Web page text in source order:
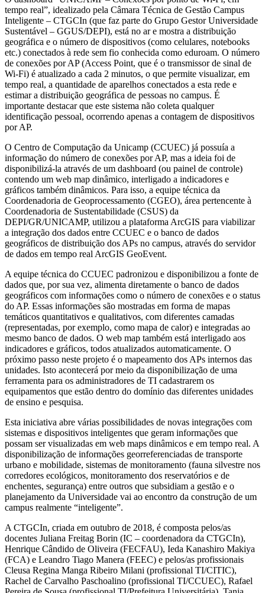
tempo real”, idealizado pela Câmara Técnica de Gestão Campus
Inteligente – CTGCIn (que faz parte do Grupo Gestor Universidade
Sustentável – GGUS/DEPI), está no ar e mostra a distribuição
geográfica e o número de dispositivos (como celulares, notebooks
etc.) conectados à rede sem fio conhecida como eduroam. O número
de conexões por AP (Access Point, que é o transmissor de sinal de
Wi-Fi) é atualizado a cada 2 minutos, o que permite visualizar, em
tempo real, a quantidade de aparelhos conectados a esta rede e
estimar a distribuição geográfica de pessoas no campus. É
importante destacar que este sistema não coleta qualquer
identificação pessoal, ocorrendo apenas a contagem de dispositivos
por AP.
O Centro de Computação da Unicamp (CCUEC) já possuía a
informação do número de conexões por AP, mas a ideia foi de
disponibilizá-la através de um dashboard (ou painel de controle)
contendo um web map dinâmico, interligado a indicadores e
gráficos também dinâmicos. Para isso, a equipe técnica da
Coordenadoria de Geoprocessamento (CGEO), área pertencente à
Coordenadoria de Sustentabilidade (CSUS) da
DEPI/GR/UNICAMP, utilizou a plataforma ArcGIS para viabilizar
a integração dos dados entre CCUEC e o banco de dados
geográficos de distribuição dos APs no campus, através do servidor
de dados em tempo real ArcGIS GeoEvent.
A equipe técnica do CCUEC padronizou e disponibilizou a fonte de
dados que, por sua vez, alimenta diretamente o banco de dados
geográficos com informações como o número de conexões e o status
do AP. Essas informações são mostradas em forma de mapas
temáticos quantitativos e qualitativos, com diferentes camadas
(representadas, por exemplo, como mapa de calor) e integradas ao
mesmo banco de dados. O web map também está interligado aos
indicadores e gráficos, todos atualizados automaticamente. O
próximo passo neste projeto é o mapeamento dos APs internos das
unidades. Isto acontecerá por meio da disponibilização de uma
ferramenta para os administradores de TI cadastrarem os
equipamentos que estão dentro do domínio das diferentes unidades
de ensino e pesquisa.
Esta iniciativa abre várias possibilidades de novas integrações com
sistemas e dispositivos inteligentes que geram informações que
possam ser visualizadas em web maps dinâmicos e em tempo real. A
disponibilização de informações georreferenciadas de transporte
urbano e mobilidade, sistemas de monitoramento (fauna silvestre nos
corredores ecológicos, monitoramento dos reservatórios e de
enchentes, segurança) entre outros que subsidiam a gestão e o
planejamento da Universidade vai ao encontro da construção de um
campus realmente “inteligente”.
A CTGCIn, criada em outubro de 2018, é composta pelos/as
docentes Juliana Freitag Borin (IC – coordenadora da CTGCIn),
Henrique Cândido de Oliveira (FECFAU), Ieda Kanashiro Makiya
(FCA) e Leandro Tiago Manera (FEEC) e pelos/as profissionais
Cleusa Regina Manga Ribeiro Milani (profissional TI/CITIC),
Rachel de Carvalho Paschoalino (profissional TI/CCUEC), Rafael